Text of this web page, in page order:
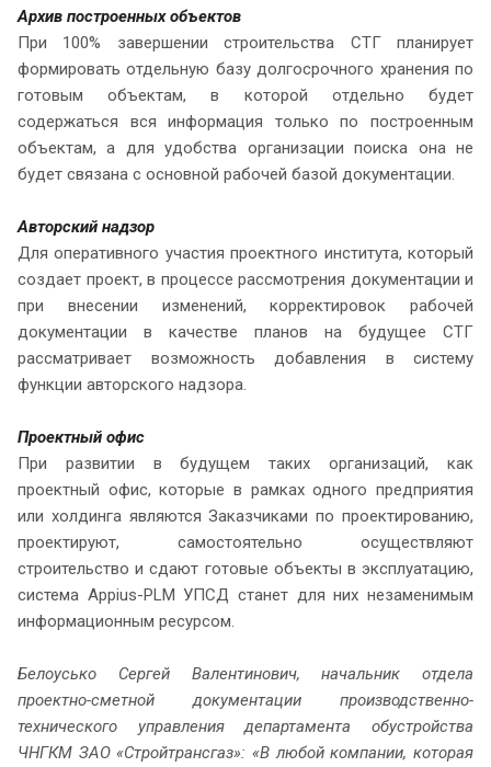
Архив построенных объектов
При 100% завершении строительства СТГ планирует
формировать отдельную базу долгосрочного хранения по
готовым объектам, в которой отдельно будет
содержаться вся информация только по построенным
объектам, а для удобства организации поиска она не
будет связана с основной рабочей базой документации.
Авторский надзор
Для оперативного участия проектного института, который
создает проект, в процессе рассмотрения документации и
при внесении изменений, корректировок рабочей
документации в качестве планов на будущее СТГ
рассматривает возможность добавления в систему
функции авторского надзора.
Проектный офис
При развитии в будущем таких организаций, как
проектный офис, которые в рамках одного предприятия
или холдинга являются Заказчиками по проектированию,
проектируют, самостоятельно осуществляют
строительство и сдают готовые объекты в эксплуатацию,
система Appius-PLM УПСД станет для них незаменимым
информационным ресурсом.
Белоусько Сергей Валентинович, начальник отдела
проектно-сметной документации производственно-
технического управления департамента обустройства
ЧНГКМ ЗАО «Стройтрансгаз»: «В любой компании, которая